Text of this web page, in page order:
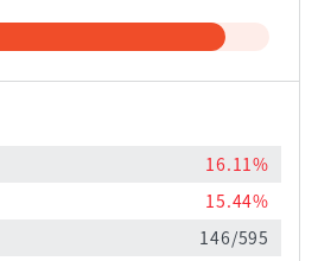
16.11%
15.44%
146/595